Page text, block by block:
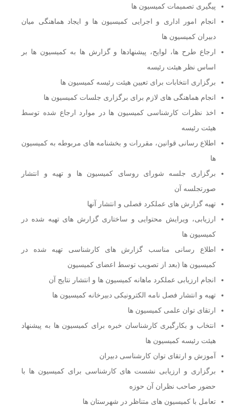
پیگیری تصمیمات کمیسیون ها
انجام امور اداری و اجرایی کمیسیون ها و ایجاد هماهنگی میان
دبیران کمیسیون ها
ارجاع طرح ها، لوایح، پیشنهادها و گزارش ها به کمیسیون ها بر
اساس نظر هیئت رئیسه
برگزاری انتخابات برای تعیین هیئت رئیسه کمیسیون ها
انجام هماهنگی های لازم برای برگزاری جلسات کمیسیون ها
اخذ نظرات کارشناسی کمیسیون ها در موارد ارجاع شده توسط
هیئت رئیسه
اطلاع رسانی قوانین، مقررات و بخشنامه های مربوطه به کمیسیون
ها
برگزاری جلسه شورای روسای کمیسیون ها و تهیه و انتشار
صورتجلسه آن
تهیه گزارش های عملکرد فصلی و انتشار آنها
ارزیابی، ویرایش محتوایی و ساختاری گزارش های تهیه شده در
کمیسیون ها
اطلاع رسانی مناسب گزارش های کارشناسی تهیه شده در
کمیسیون ها (بعد از تصویب توسط اعضای کمیسیون
انجام ارزیابی عملکرد ماهانه کمیسیون ها و انتشار نتایج آن
تهیه و انتشار فصل نامه الکترونیکی دبیرخانه کمیسیون ها
ارتقای توان علمی کمیسیون ها
انتخاب و بکارگیری کارشناسان خبره برای کمیسیون ها به پیشنهاد
هیئت رئیسه کمیسیون ها
آموزش و ارتقای توان کارشناسی دبیران
برگزاری و ارزیابی نشست های کارشناسی برای کمیسیون ها با
حضور صاحب نظران آن حوزه
تعامل با کمیسیون های متناظر در شهرستان ها